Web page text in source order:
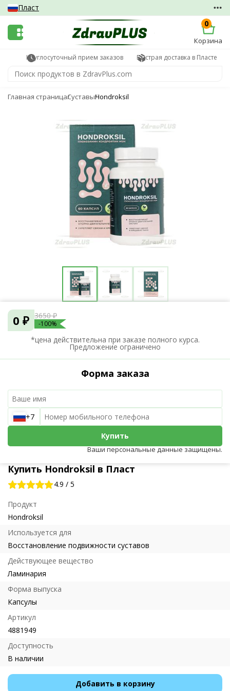
Пласт
0
Корзина
Круглосуточный прием заказов Быстрая доставка в Пласте
Главная страницаСуставыHondroksil
Купить Hondroksil в Пласт
4.9 / 5
Продукт
Hondroksil
Используется для
Восстановление подвижности суставов
Действующее вещество
Ламинария
Форма выпуска
Капсулы
Артикул
4881949
Доступность
В наличии
Добавить в корзину
0 ₽ 3650 ₽
-100%
*цена действительна при заказе полного курса.
Предложение ограничено
Форма заказа
+7
Купить
Ваши персональные данные защищены.